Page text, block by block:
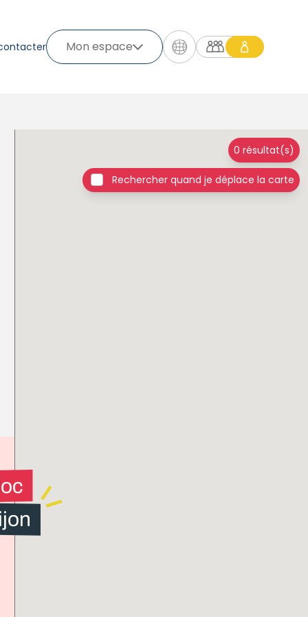
Mon espace
0 résultat(s)
Rechercher quand je déplace la carte